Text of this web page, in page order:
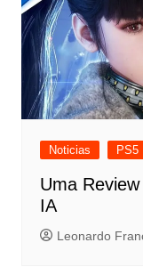
Noticias PS5
Uma
IA
Leonardo